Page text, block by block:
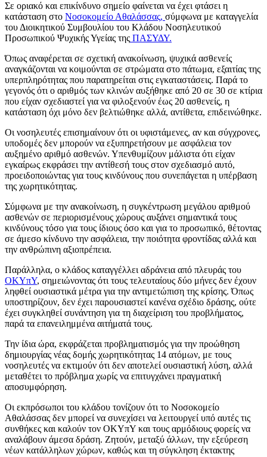
Σε οριακό και επικίνδυνο σημείο φαίνεται να έχει φτάσει η
κατάσταση στο Νοσοκομείο Αθαλάσσας, σύμφωνα με καταγγελία
του Διοικητικού Συμβουλίου του Κλάδου Νοσηλευτικού
Προσωπικού Ψυχικής Υγείας της ΠΑΣΥΔΥ.
Όπως αναφέρεται σε σχετική ανακοίνωση, ψυχικά ασθενείς
αναγκάζονται να κοιμούνται σε στρώματα στο πάτωμα, εξαιτίας της
υπερπληρότητας που παρατηρείται στις εγκαταστάσεις. Παρά το
γεγονός ότι ο αριθμός των κλινών αυξήθηκε από 20 σε 30 σε κτίρια
που είχαν σχεδιαστεί για να φιλοξενούν έως 20 ασθενείς, η
κατάσταση όχι μόνο δεν βελτιώθηκε αλλά, αντίθετα, επιδεινώθηκε.
Οι νοσηλευτές επισημαίνουν ότι οι υφιστάμενες, αν και σύγχρονες,
υποδομές δεν μπορούν να εξυπηρετήσουν με ασφάλεια τον
αυξημένο αριθμό ασθενών. Υπενθυμίζουν μάλιστα ότι είχαν
εγκαίρως εκφράσει την αντίθεσή τους στον σχεδιασμό αυτό,
προειδοποιώντας για τους κινδύνους που συνεπάγεται η υπέρβαση
της χωρητικότητας.
Σύμφωνα με την ανακοίνωση, η συγκέντρωση μεγάλου αριθμού
ασθενών σε περιορισμένους χώρους αυξάνει σημαντικά τους
κινδύνους τόσο για τους ίδιους όσο και για το προσωπικό, θέτοντας
σε άμεσο κίνδυνο την ασφάλεια, την ποιότητα φροντίδας αλλά και
την ανθρώπινη αξιοπρέπεια.
Παράλληλα, ο κλάδος καταγγέλλει αδράνεια από πλευράς του
ΟΚΥπΥ, σημειώνοντας ότι τους τελευταίους δύο μήνες δεν έχουν
ληφθεί ουσιαστικά μέτρα για την αντιμετώπιση της κρίσης. Όπως
υποστηρίζουν, δεν έχει παρουσιαστεί κανένα σχέδιο δράσης, ούτε
έχει συγκληθεί συνάντηση για τη διαχείριση του προβλήματος,
παρά τα επανειλημμένα αιτήματά τους.
Την ίδια ώρα, εκφράζεται προβληματισμός για την προώθηση
δημιουργίας νέας δομής χωρητικότητας 14 ατόμων, με τους
νοσηλευτές να εκτιμούν ότι δεν αποτελεί ουσιαστική λύση, αλλά
μεταθέτει το πρόβλημα χωρίς να επιτυγχάνει πραγματική
αποσυμφόρηση.
Οι εκπρόσωποι του κλάδου τονίζουν ότι το Νοσοκομείο
Αθαλάσσας δεν μπορεί να συνεχίσει να λειτουργεί υπό αυτές τις
συνθήκες και καλούν τον ΟΚΥπΥ και τους αρμόδιους φορείς να
αναλάβουν άμεσα δράση. Ζητούν, μεταξύ άλλων, την εξεύρεση
νέων κατάλληλων χώρων, καθώς και τη σύγκληση έκτακτης